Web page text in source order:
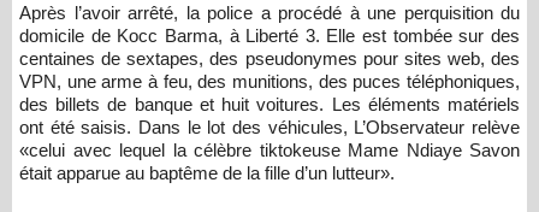
Après l’avoir arrêté, la police a procédé à une perquisition du
domicile de Kocc Barma, à Liberté 3. Elle est tombée sur des
centaines de sextapes, des pseudonymes pour sites web, des
VPN, une arme à feu, des munitions, des puces téléphoniques,
des billets de banque et huit voitures. Les éléments matériels
ont été saisis. Dans le lot des véhicules, L’Observateur relève
«celui avec lequel la célèbre tiktokeuse Mame Ndiaye Savon
était apparue au baptême de la fille d’un lutteur».